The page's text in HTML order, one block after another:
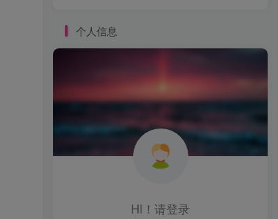
个人信息
HI！请登录